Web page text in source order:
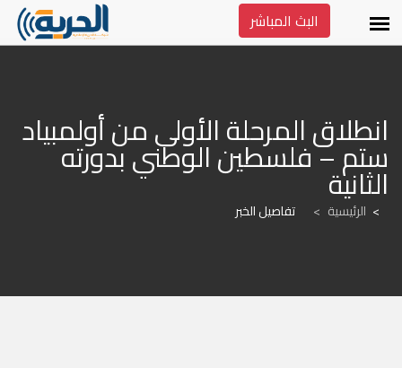
البث المباشر
ستم – فلسطين الوطني بدورته
الثانية
الرئيسية > تفاصيل الخبر